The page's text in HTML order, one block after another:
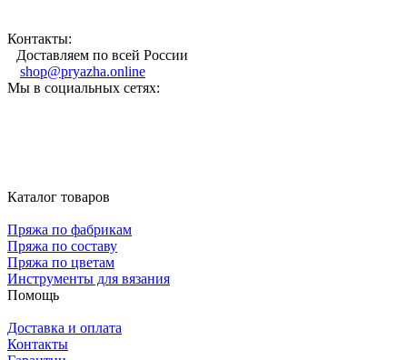
Контакты:
Доставляем по всей России
shop@pryazha.online
Мы в социальных сетях:
Каталог товаров
Пряжа по фабрикам
Пряжа по составу
Пряжа по цветам
Инструменты для вязания
Помощь
Доставка и оплата
Контакты